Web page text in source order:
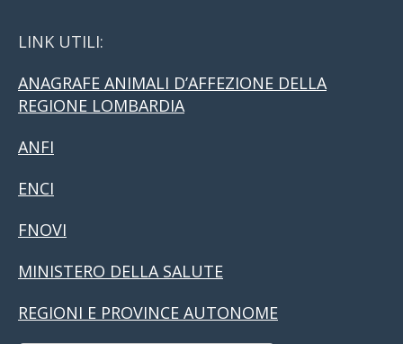
LINK UTILI:
ANAGRAFE ANIMALI D’AFFEZIONE DELLA
REGIONE LOMBARDIA
ANFI
ENCI
FNOVI
MINISTERO DELLA SALUTE
REGIONI E PROVINCE AUTONOME